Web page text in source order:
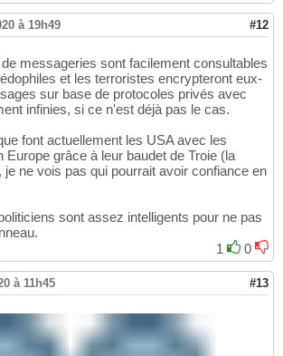
à 19h49 #12
messageries sont facilement consultables
et les terroristes encrypteront eux-
sur base de protocoles privés avec
infinies, si ce n'est déjà pas le cas.
font actuellement les USA avec les
Europe grâce à leur baudet de Troie (la
je ne vois pas qui pourrait avoir confiance en
sont assez intelligents pour ne pas
1
0
à 11h45 #13